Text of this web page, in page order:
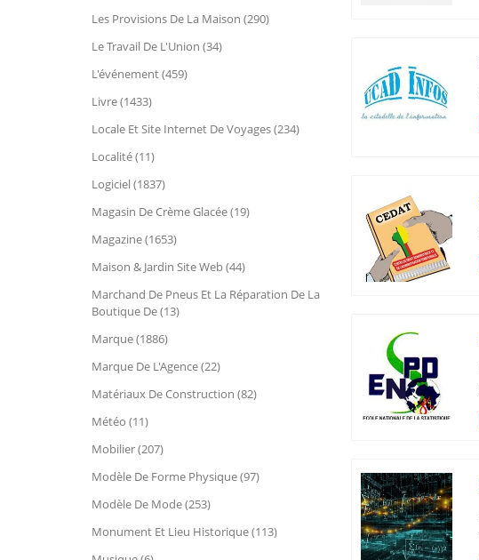
Les Provisions De La Maison (290)
Le Travail De L'Union (34)
L'événement (459)
Livre (1433)
Locale Et Site Internet De Voyages (234)
Localité (11)
Logiciel (1837)
Magasin De Crème Glacée (19)
Magazine (1653)
Maison & Jardin Site Web (44)
Marchand De Pneus Et La Réparation De La
Boutique De (13)
Marque (1886)
Marque De L'Agence (22)
Matériaux De Construction (82)
Météo (11)
Mobilier (207)
Modèle De Forme Physique (97)
Modèle De Mode (253)
Monument Et Lieu Historique (113)